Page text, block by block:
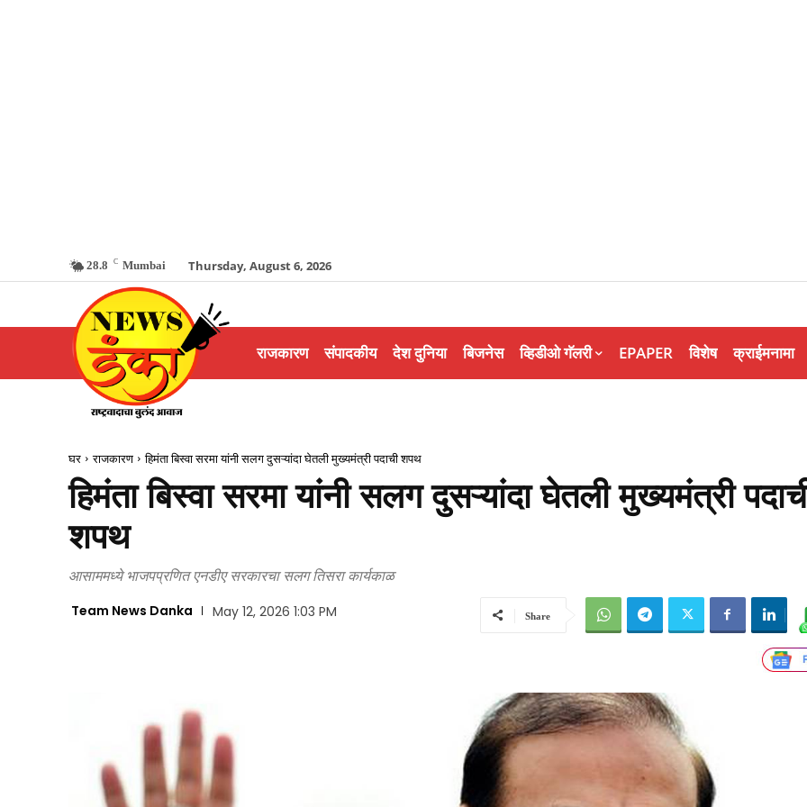
28.8 C Mumbai Thursday, August 6, 2026
राजकारण संपादकीय देश दुनिया बिजनेस व्हिडीओ गॅलरी EPAPER विशेष क्राईमनामा
घर राजकारण हिमंता बिस्वा सरमा यांनी सलग दुसऱ्यांदा घेतली मुख्यमंत्री पदाची शपथ
हिमंता बिस्वा सरमा यांनी सलग दुसऱ्यांदा घेतली मुख्यमंत्री
शपथ
आसाममध्ये भाजपप्रणित एनडीए सरकारचा सलग तिसरा कार्यकाळ
Team News Danka May 12, 2026 1:03 PM Share